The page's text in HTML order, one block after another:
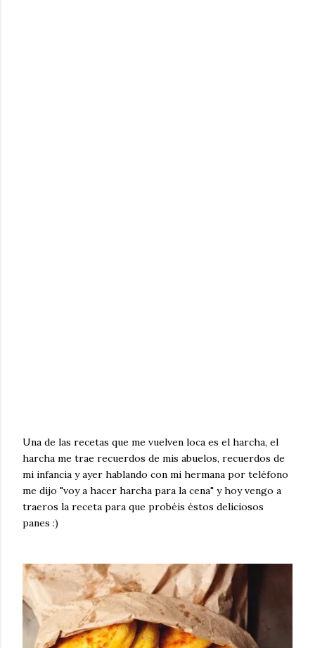
Una de las recetas que me vuelven loca es el harcha, el
harcha me trae recuerdos de mis abuelos, recuerdos de
mi infancia y ayer hablando con mi hermana por teléfono
me dijo "voy a hacer harcha para la cena" y hoy vengo a
traeros la receta para que probéis éstos deliciosos
panes :)